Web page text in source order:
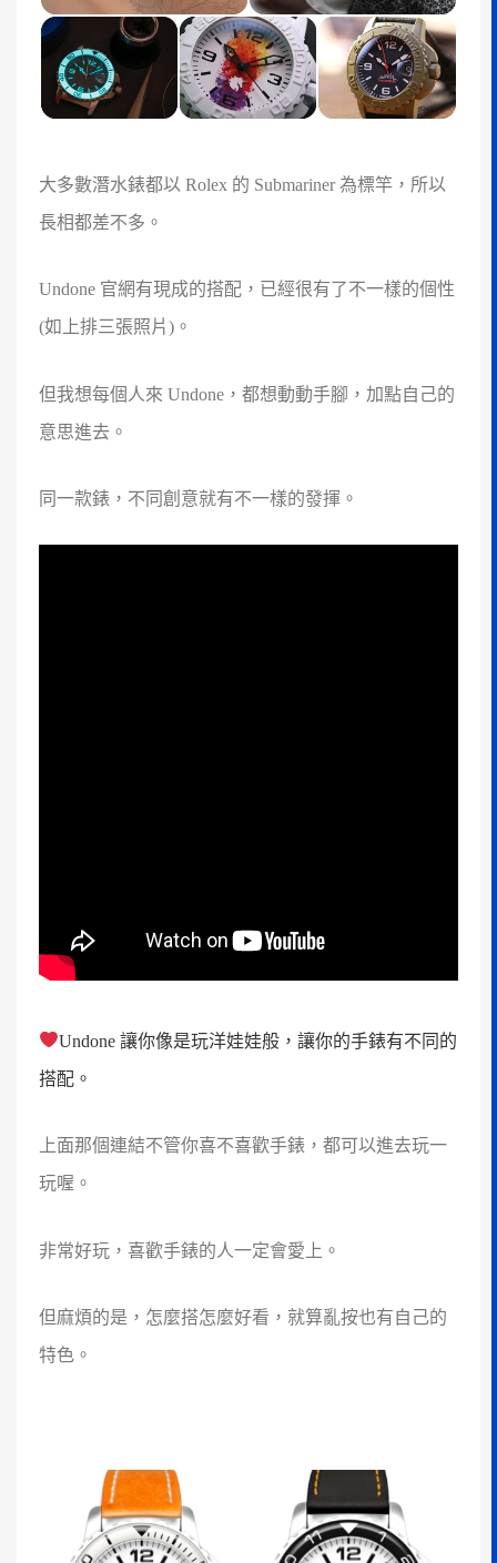
大多數潛水錶都以 Rolex 的 Submariner 為標竿，所以
長相都差不多。
Undone 官網有現成的搭配，已經很有了不一樣的個性
(如上排三張照片)。
但我想每個人來 Undone，都想動動手腳，加點自己的
意思進去。
同一款錶，不同創意就有不一樣的發揮。
Undone 讓你像是玩洋娃娃般，讓你的手錶有不同的
搭配。
上面那個連結不管你喜不喜歡手錶，都可以進去玩一
玩喔。
非常好玩，喜歡手錶的人一定會愛上。
但麻煩的是，怎麼搭怎麼好看，就算亂按也有自己的
特色。